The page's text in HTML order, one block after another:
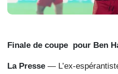
Finale de coupe pour Ben
La Presse — L’ex-